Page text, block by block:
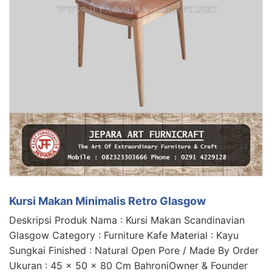
Kursi Makan Minimalis Retro Glasgow
Deskripsi Produk Nama : Kursi Makan Scandinavian
Glasgow Category : Furniture Kafe Material : Kayu
Sungkai Finished : Natural Open Pore / Made By Order
Ukuran : 45 x 50 x 80 Cm BahroniOwner & Founder